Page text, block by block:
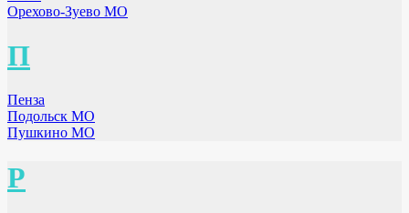
Орехово-Зуево МО
П
Пенза
Подольск МО
Пушкино МО
Р